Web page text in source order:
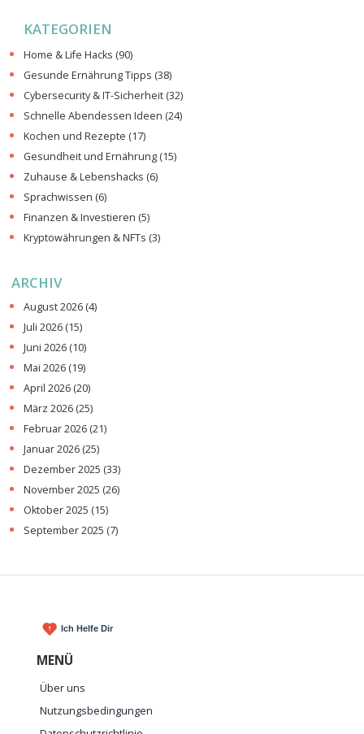
KATEGORIEN
Home & Life Hacks (90)
Gesunde Ernährung Tipps (38)
Cybersecurity & IT-Sicherheit (32)
Schnelle Abendessen Ideen (24)
Kochen und Rezepte (17)
Gesundheit und Ernährung (15)
Zuhause & Lebenshacks (6)
Sprachwissen (6)
Finanzen & Investieren (5)
Kryptowährungen & NFTs (3)
ARCHIV
August 2026 (4)
Juli 2026 (15)
Juni 2026 (10)
Mai 2026 (19)
April 2026 (20)
März 2026 (25)
Februar 2026 (21)
Januar 2026 (25)
Dezember 2025 (33)
November 2025 (26)
Oktober 2025 (15)
September 2025 (7)
MENÜ
Über uns
Nutzungsbedingungen